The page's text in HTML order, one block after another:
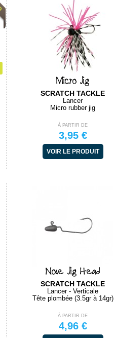
Micro Jig
SCRATCH TACKLE
Lancer
Micro rubber jig
À PARTIR DE
3,95 €
VOIR LE PRODUIT
Nose Jig Head
SCRATCH TACKLE
Lancer - Verticale
Tête plombée (3.5gr à 14gr)
À PARTIR DE
4,96 €